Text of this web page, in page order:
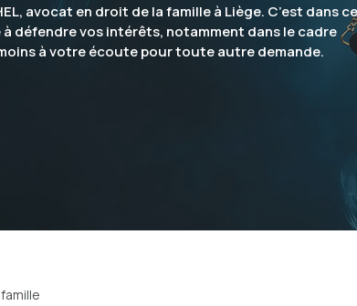
avocat en droit de la famille à Liège. C’est dans
défendre vos intérêts, notamment dans le cadre
à votre écoute pour toute autre demande.